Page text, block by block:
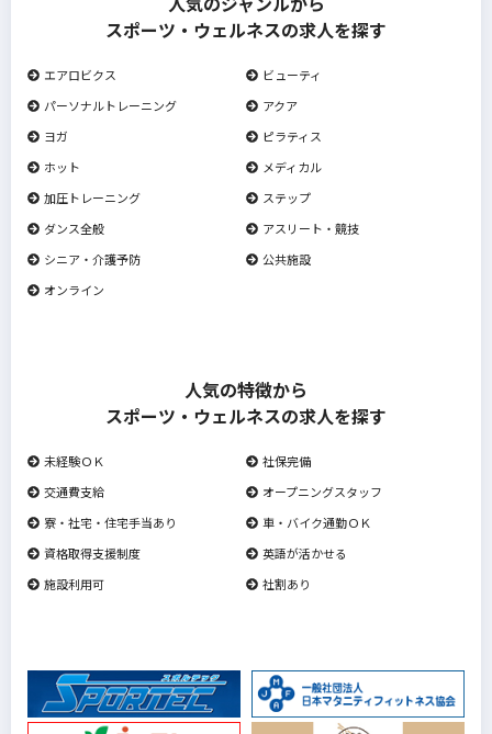
スポーツ・ウェルネスの求人を探す
エアロビクス
ビューティ
パーソナルトレーニング
アクア
ヨガ
ピラティス
ホット
メディカル
加圧トレーニング
ステップ
ダンス全般
アスリート・競技
シニア・介護予防
公共施設
オンライン
人気の特徴から
スポーツ・ウェルネスの求人を探す
未経験ＯＫ
社保完備
交通費支給
オープニングスタッフ
寮・社宅・住宅手当あり
車・バイク通勤ＯＫ
資格取得支援制度
英語が活かせる
施設利用可
社割あり